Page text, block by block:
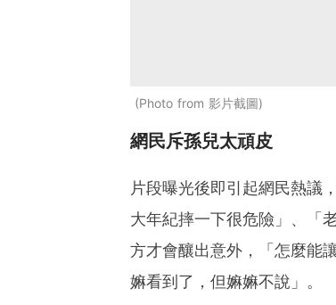
Photo from 影片截圖
網民斥孫兒太頑皮
片段曝光後即引起網民熱議
大年紀摔一下很危險」、「
方才會釀出意外，「怎麼能
嫲看到了，但嫲嫲不說」。